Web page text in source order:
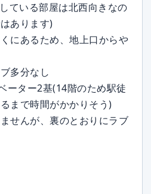
ている部屋は北西向きなの
あります)
にあるため、地上口からや
多分なし
ーター2基(14階のため駅徒
まで時間がかかりそう)
せんが、裏のとおりにラブ